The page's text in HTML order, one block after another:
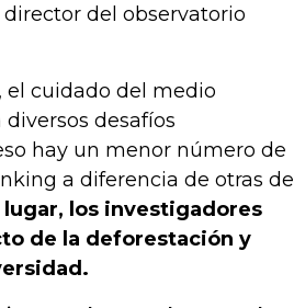
del observatorio
el cuidado del medio
desafíos
hay un menor número de
a diferencia de otras de
los investigadores
de la deforestación y